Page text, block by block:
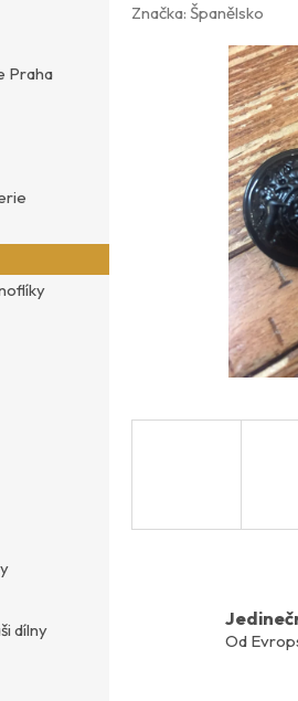
Praha
dílny
Značka: Španělsko
Od